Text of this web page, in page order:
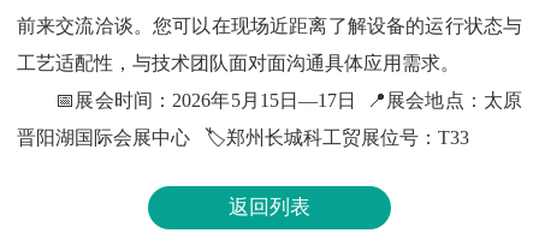
前来交流洽谈。您可以在现场近距离了解设备的运行状态与
工艺适配性，与技术团队面对面沟通具体应用需求。
📅展会时间：2026年5月15日—17日
📍展会地点：太原
晋阳湖国际会展中心
🏷️郑州长城科工贸展位号：T33
返回列表